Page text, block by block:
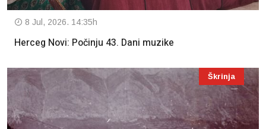
8 Jul, 2026. 14:35h
Herceg Novi: Počinju 43. Dani muzike
Škrinja